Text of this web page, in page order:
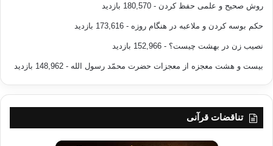
ها و یا نژادپرستان قاره آفریقا و همه دست نشاندگانشان در شرق و غرب جهان.
پیشتر گواهی های برخی صاحبان انصاف، حتی از میان مورخان یهود را خواندیم
است. حتی تاریخ نگاران اروپایی نیز شگفتی خود را از پدیده فراوانی کارکنان و
کارگزاران صاحب نفوذ اعم از مسیحیان نسطوری و یهودیان در دیوان­های
مسلمانان نسبت به برخی از خلیفگان را برمی انگیخته است ابراز داشته اند. اما
آیا در هیچ یک از دموکراسی های غربی معاصر که اقلیت مسلمانان در آن­ها به چند
میلیون هم می رسند چنین وضعی برای مسلمانان فراهم هست؟ مگر نه آن
روش صحیح و علمی حفظ کردن - 180,570 بازدید
حکم بوسه کردن و ملاعبه در هنگام روزه - 173,616 بازدید
نصیب زن در بهشت چیست؟ - 152,966 بازدید
بیست و هشت معجزه از معجزات حضرت محمّد رسول الله - 148,962 بازدید
تناقضات قرآنی